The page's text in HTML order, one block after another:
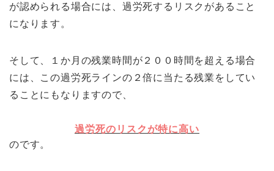
が認められる場合には、過労死するリスクがあること
になります。
そして、１か月の残業時間が２００時間を超える場合
には、この過労死ラインの２倍に当たる残業をしてい
ることにもなりますので、
過労死のリスクが特に高い
のです。